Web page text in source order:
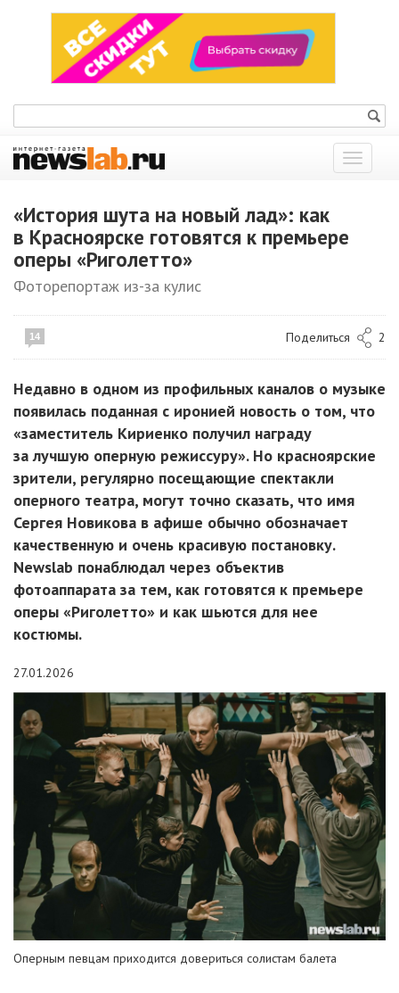
Показать
меню
«История шута на новый лад»: как
в Красноярске готовятся к премьере
оперы «Риголетто»
Фоторепортаж из-за кулис
14 Поделиться 2
Недавно в одном из профильных каналов о музыке
появилась поданная с иронией новость о том, что
«заместитель Кириенко получил награду
за лучшую оперную режиссуру». Но красноярские
зрители, регулярно посещающие спектакли
оперного театра, могут точно сказать, что имя
Сергея Новикова в афише обычно обозначает
качественную и очень красивую постановку.
Newslab понаблюдал через объектив
фотоаппарата за тем, как готовятся к премьере
оперы «Риголетто» и как шьются для нее
костюмы.
27.01.2026
Оперным певцам приходится довериться солистам балета